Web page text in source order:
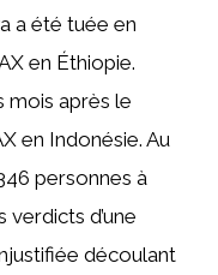
a été tuée en
en Éthiopie.
mois après le
en Indonésie. Au
personnes à
verdicts d’une
découlant